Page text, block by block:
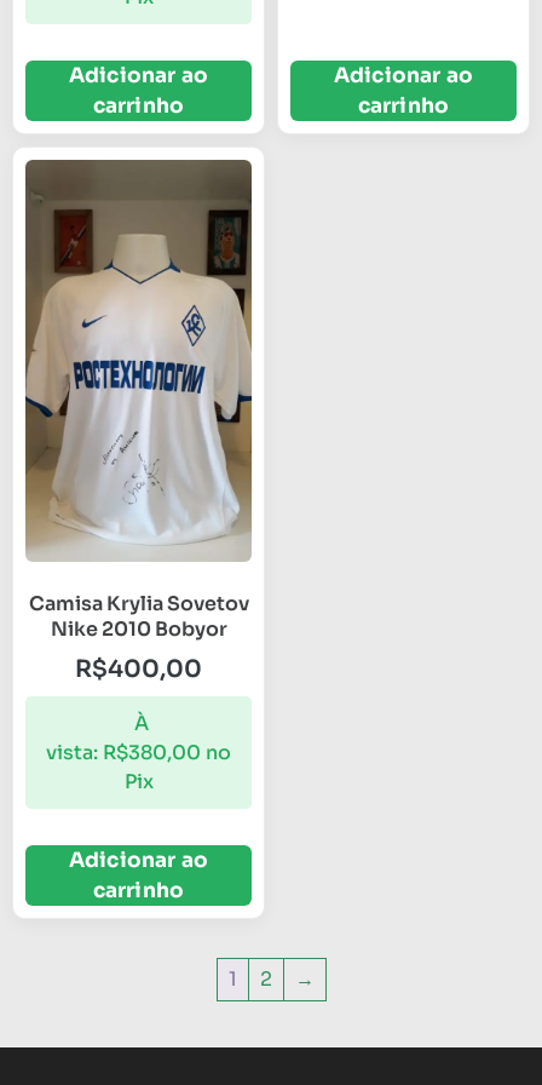
Adicionar ao
carrinho
Adicionar ao
carrinho
Camisa Krylia Sovetov
Nike 2010 Bobyor
R$400,00
À
vista: R$380,00 no
Pix
Adicionar ao
carrinho
1 2 →